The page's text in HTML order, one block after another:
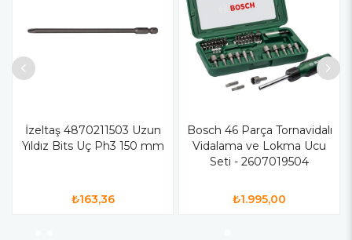
İzeltaş 4870211503 Uzun
Yıldız Bits Uç Ph3 150 mm
₺163,36
Bosch 46 Parça Tornavidalı
Vidalama ve Lokma Ucu
Seti - 2607019504
₺1.995,00